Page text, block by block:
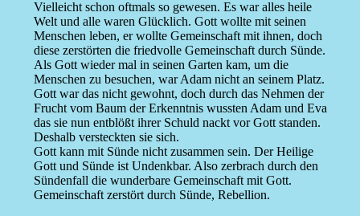
Vielleicht schon oftmals so gewesen. Es war alles heile
Welt und alle waren Glücklich. Gott wollte mit seinen
Menschen leben, er wollte Gemeinschaft mit ihnen, doch
diese zerstörten die friedvolle Gemeinschaft durch Sünde.
Als Gott wieder mal in seinen Garten kam, um die
Menschen zu besuchen, war Adam nicht an seinem Platz.
Gott war das nicht gewohnt, doch durch das Nehmen der
Frucht vom Baum der Erkenntnis wussten Adam und Eva
das sie nun entblößt ihrer Schuld nackt vor Gott standen.
Deshalb versteckten sie sich.
Gott kann mit Sünde nicht zusammen sein. Der Heilige
Gott und Sünde ist Undenkbar. Also zerbrach durch den
Sündenfall die wunderbare Gemeinschaft mit Gott.
Gemeinschaft zerstört durch Sünde, Rebellion.